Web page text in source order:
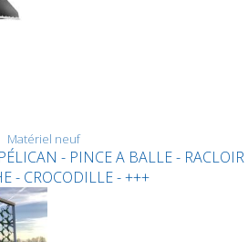
Matériel neuf
- PINCE A BALLE - RACLOIR
- CROCODILLE - +++